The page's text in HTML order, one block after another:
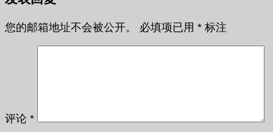
您的邮箱地址不会被公开。 必填项已用 * 标注
评论 *